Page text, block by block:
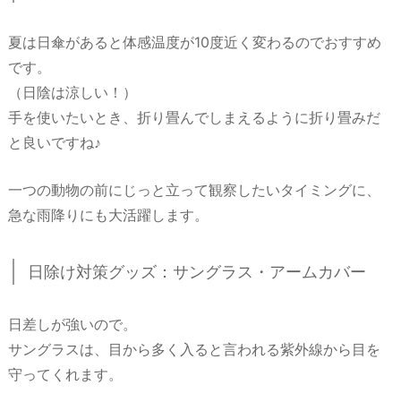
夏は日傘があると体感温度が10度近く変わるのでおすすめ
です。
（日陰は涼しい！）
手を使いたいとき、折り畳んでしまえるように折り畳みだ
と良いですね♪
一つの動物の前にじっと立って観察したいタイミングに、
急な雨降りにも大活躍します。
日除け対策グッズ：サングラス・アームカバー
日差しが強いので。
サングラスは、目から多く入ると言われる紫外線から目を
守ってくれます。